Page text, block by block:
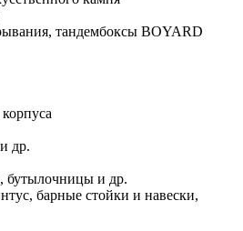
тандембоксы BOYARD
др.
бутылочницы и др.
барные стойки и навески,